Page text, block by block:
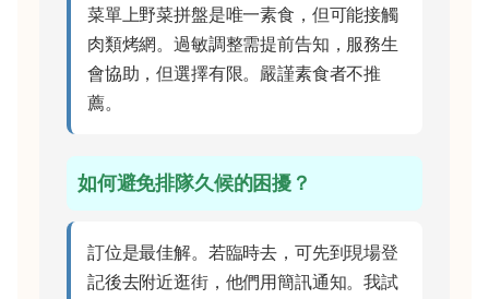
菜單上野菜拼盤是唯一素食，但可能接觸
肉類烤網。過敏調整需提前告知，服務生
會協助，但選擇有限。嚴謹素食者不推
薦。
如何避免排隊久候的困擾？
訂位是最佳解。若臨時去，可先到現場登
記後去附近逛街，他們用簡訊通知。我試